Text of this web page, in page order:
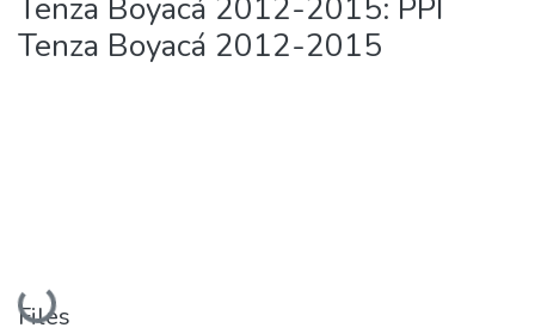
Tenza Boyacá 2012-2015: PPI
Tenza Boyacá 2012-2015
Loading...
Files